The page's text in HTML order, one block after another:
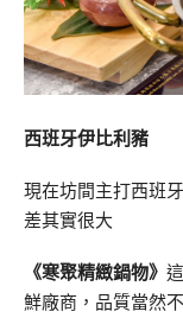
西班牙伊比利豬
現在坊間主打西班
差其實很大
《寒聚精緻鍋物》
鮮廠商，品質當然